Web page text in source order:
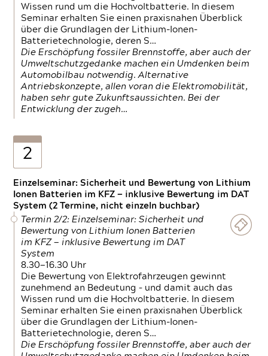
Wissen rund um die Hochvoltbatterie. In diesem
Seminar erhalten Sie einen praxisnahen Überblick
über die Grundlagen der Lithium-Ionen-
Batterietechnologie, deren S…
Die Erschöpfung fossiler Brennstoffe, aber auch der
Umweltschutzgedanke machen ein Umdenken beim
Automobilbau notwendig. Alternative
Antriebskonzepte, allen voran die Elektromobilität,
haben sehr gute Zukunftsaussichten. Bei der
Entwicklung der zugeh…
2
Einzelseminar: Sicherheit und Bewertung von Lithium
Ionen Batterien im KFZ — inklusive Bewertung im DAT
System (2 Termine, nicht einzeln buchbar)
Termin 2/2: Einzelseminar: Sicherheit und
Bewertung von Lithium Ionen Batterien
im KFZ — inklusive Bewertung im DAT
System
8.30—16.30 Uhr
Die Bewertung von Elektrofahrzeugen gewinnt
zunehmend an Bedeutung – und damit auch das
Wissen rund um die Hochvoltbatterie. In diesem
Seminar erhalten Sie einen praxisnahen Überblick
über die Grundlagen der Lithium-Ionen-
Batterietechnologie, deren S…
Die Erschöpfung fossiler Brennstoffe, aber auch der